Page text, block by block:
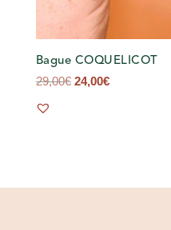
Bague COQUELICOT
29,00€ Le
24,00€Le